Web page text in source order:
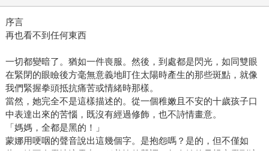
序言
再也看不到任何東西
一切都變暗了。猶如一件喪服。然後，到處都是閃光，如同雙眼
在緊閉的眼瞼後方毫無意義地盯住太陽時產生的那些斑點，就像
我們緊握拳頭抵抗痛苦或情緒時那樣。
當然，她完全不是這樣描述的。從一個稚嫩且不安的十歲孩子口
中表達出來的苦惱，既沒有經過修飾，也不詩情畫意。
「媽媽，全都是黑的！」
蒙娜用哽咽的聲音說出這幾個字。是抱怨嗎？是的，但不僅如
此。她不自覺地流露出一種羞愧的聲調，每次她的母親察覺到這